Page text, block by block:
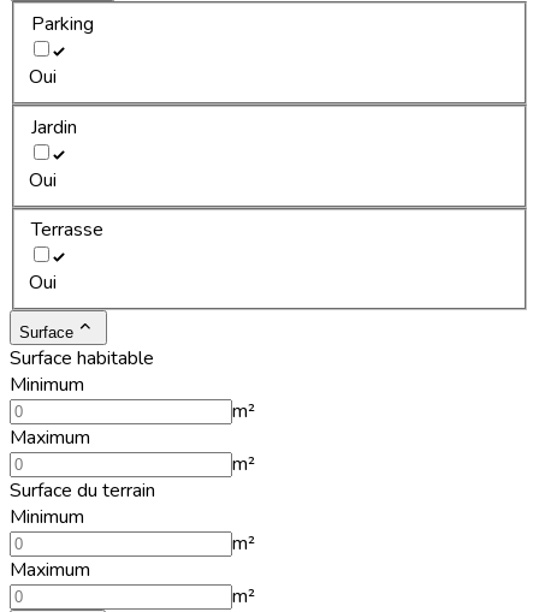
Parking
Oui
Jardin
Oui
Terrasse
Oui
Surface
Surface habitable
Minimum
m²
Maximum
m²
Surface du terrain
Minimum
m²
Maximum
m²